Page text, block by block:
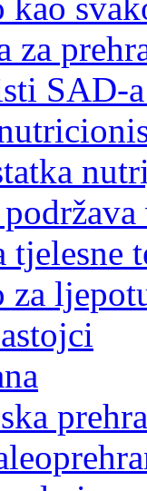
za
SAD-
tjelesne
za